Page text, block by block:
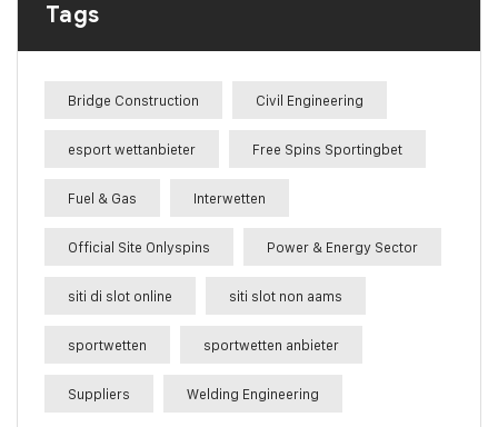
Tags
Bridge Construction Civil Engineering
esport wettanbieter Free Spins Sportingbet
Fuel & Gas Interwetten
Official Site Onlyspins Power & Energy Sector
siti di slot online siti slot non aams
sportwetten sportwetten anbieter
Suppliers Welding Engineering